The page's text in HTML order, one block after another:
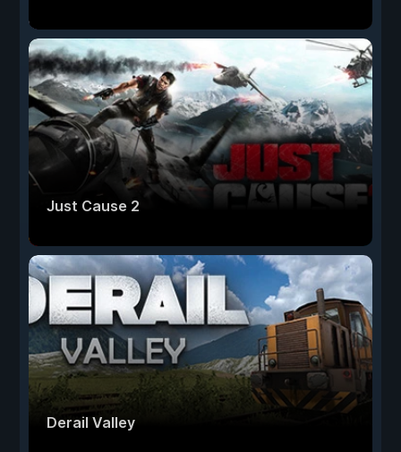
Just Cause 2
Derail Valley